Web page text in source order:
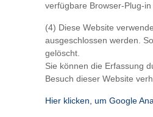
verfügbare Browser-Plug-
(4) Diese Website
ausgeschlossen werden.
gelöscht.
Sie können die Erfassung
Besuch dieser Website
Hier klicken, um Google